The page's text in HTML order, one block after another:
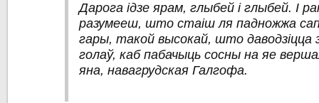
Дарога ідзе ярам, глыбей і глыбей. І
разумееш, што стаіш ля падножжа
гары, такой высокай, што даводзіцца
голаў, каб пабачыць сосны на яе
яна, навагрудская Галгофа.